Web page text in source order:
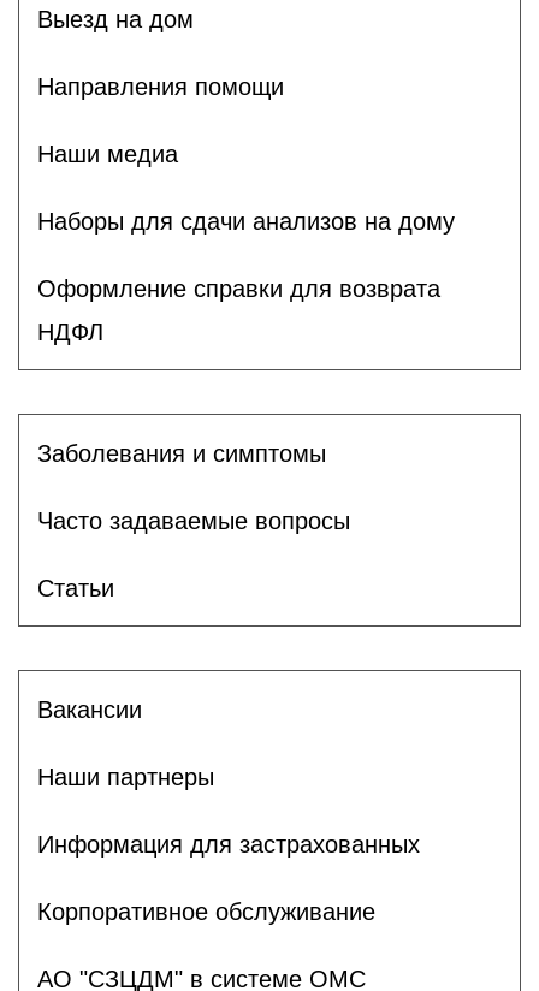
Выезд на дом
Направления помощи
Наши медиа
Наборы для сдачи анализов на дому
Оформление справки для возврата
НДФЛ
Заболевания и симптомы
Часто задаваемые вопросы
Статьи
Вакансии
Наши партнеры
Информация для застрахованных
Корпоративное обслуживание
АО "СЗЦДМ" в системе ОМС